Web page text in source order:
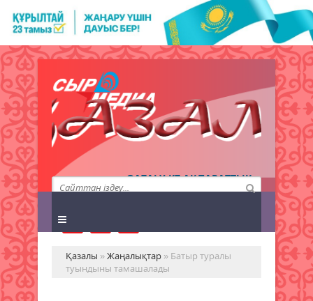
QAZALY.KZ АҚПАРАТТЫҚ
АГЕНТТІГІ
Қазалы »Жаңалықтар » Батыр туралы
туындыны тамашалады